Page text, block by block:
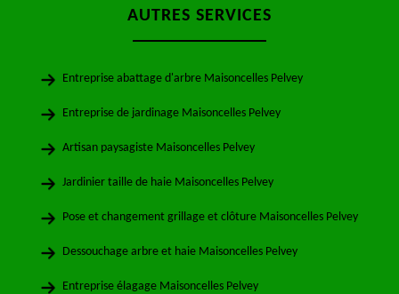
AUTRES SERVICES
Entreprise abattage d'arbre Maisoncelles Pelvey
Entreprise de jardinage Maisoncelles Pelvey
Artisan paysagiste Maisoncelles Pelvey
Jardinier taille de haie Maisoncelles Pelvey
Pose et changement grillage et clôture Maisoncelles Pelvey
Dessouchage arbre et haie Maisoncelles Pelvey
Entreprise élagage Maisoncelles Pelvey